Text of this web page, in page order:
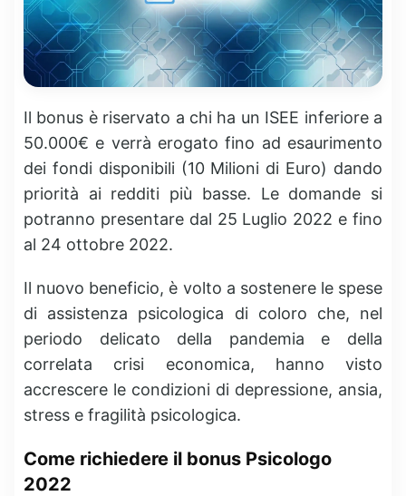
Il bonus è riservato a chi ha un ISEE inferiore a
50.000€ e verrà erogato fino ad esaurimento
dei fondi disponibili (10 Milioni di Euro) dando
priorità ai redditi più basse. Le domande si
potranno presentare dal 25 Luglio 2022 e fino
al 24 ottobre 2022.
Il nuovo beneficio, è volto a sostenere le spese
di assistenza psicologica di coloro che, nel
periodo delicato della pandemia e della
correlata crisi economica, hanno visto
accrescere le condizioni di depressione, ansia,
stress e fragilità psicologica.
Come richiedere il bonus Psicologo
2022